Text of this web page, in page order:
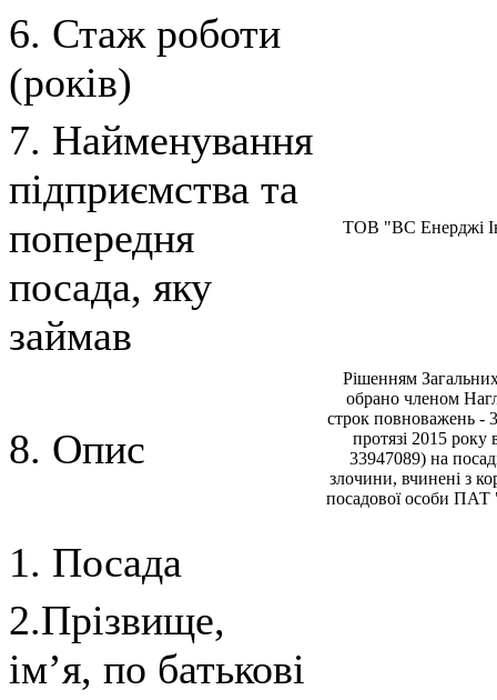
6. Стаж роботи
(років)
7. Найменування
підприємства та
попередня
посада, яку
займав
ТОВ "ВС Енерджi
8. Опис
Рiшенням
обрано членом
строк повноважень
протязi 2015
33947089) на
злочини, вчиненi з
посадової особи
1. Посада
2.Прізвище,
ім’я, по батькові